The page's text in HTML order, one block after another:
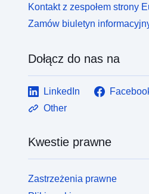
Kontakt z zespołem strony
Zamów biuletyn
Dołącz do nas na
LinkedIn
Other
Kwestie prawne
Zastrzeżenia prawne